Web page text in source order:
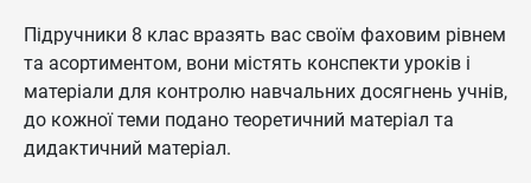
Підручники 8 клас вразять вас своїм фаховим рівнем
та асортиментом, вони містять конспекти уроків і
матеріали для контролю навчальних досягнень учнів,
до кожної теми подано теоретичний матеріал та
дидактичний матеріал.